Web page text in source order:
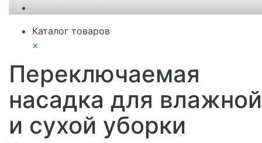
Каталог товаров
×
Переключаемая
насадка для влажной
и сухой уборки